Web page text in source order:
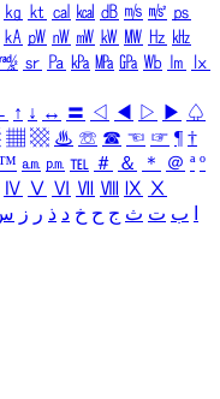
㎏ ㏏ ㎈ ㎉ ㏈ ㎧ ㎨ ㎰
㎄ ㎺ ㎻ ㎽ ㎾ ㎿ ㎐ ㎑
㎯ ㏛ ㎩ ㎪ ㎫ ㎬ ㏝ ㏐
㏓
↑ ↓ ↔ 〓 ◁ ◀ ▷ ▶ ♤
▦ ▩ ♨ ☏ ☎ ☜ ☞ ¶ †
㏂ ㏘ ℡ ＃ ＆ ＊ ＠ ª º
Ⅳ Ⅴ Ⅵ Ⅶ Ⅷ Ⅸ Ⅹ
ب ت ث ج ح خ د ذ ر ز